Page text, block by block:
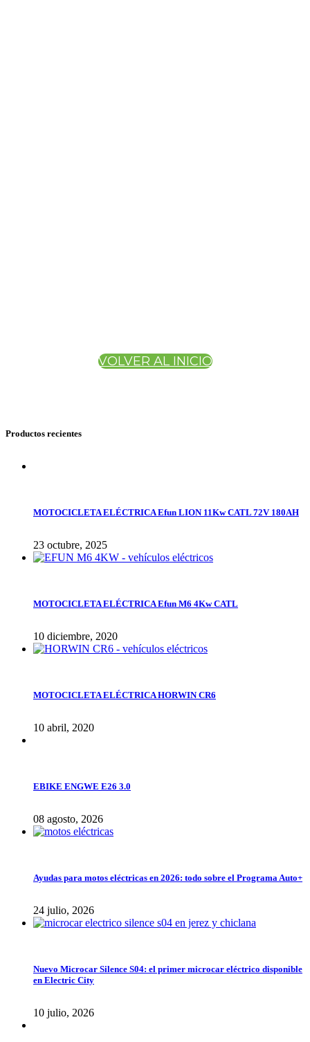
VOLVER AL INICIO
Productos recientes
MOTOCICLETA ELÉCTRICA Efun LION 11Kw CATL 72V 180AH
23 octubre, 2025
MOTOCICLETA ELÉCTRICA Efun M6 4Kw CATL
10 diciembre, 2020
MOTOCICLETA ELÉCTRICA HORWIN CR6
10 abril, 2020
EBIKE ENGWE E26 3.0
08 agosto, 2026
Ayudas para motos eléctricas en 2026: todo sobre el Programa Auto+
24 julio, 2026
Nuevo Microcar Silence S04: el primer microcar eléctrico disponible
en Electric City
10 julio, 2026